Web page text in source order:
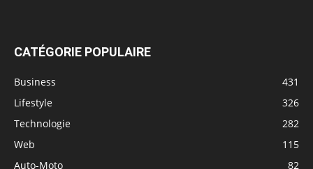
CATÉGORIE POPULAIRE
Business
431
Lifestyle
326
Technologie
282
Web
115
Auto-Moto
82